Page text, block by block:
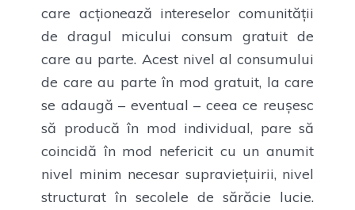
care acționează intereselor comunității
de dragul micului consum gratuit de
care au parte. Acest nivel al consumului
de care au parte în mod gratuit, la care
se adaugă – eventual – ceea ce reușesc
să producă în mod individual, pare să
coincidă în mod nefericit cu un anumit
nivel minim necesar supraviețuirii, nivel
structurat în secolele de sărăcie lucie.